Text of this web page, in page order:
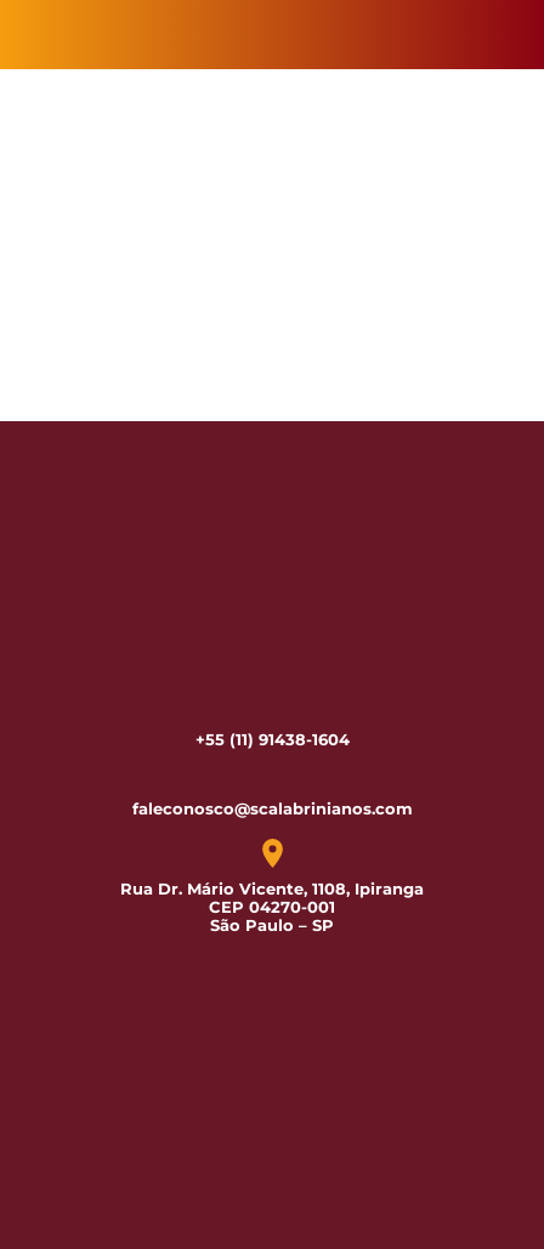
+55 (11) 91438-1604
faleconosco@scalabrinianos.com
Rua Dr. Mário Vicente, 1108, Ipiranga
CEP 04270-001
São Paulo – SP